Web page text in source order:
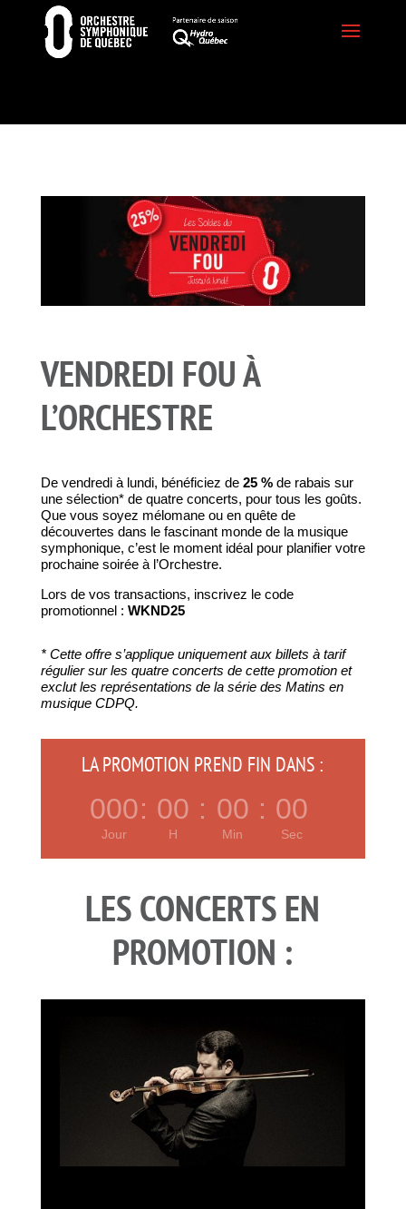
VENDREDI FOU À
L’ORCHESTRE
De vendredi à lundi, bénéficiez de 25 %de rabais sur
une sélection* de quatre concerts, pour tous les goûts.
Que vous soyez mélomane ou en quête de
découvertes dans le fascinant monde de la musique
symphonique, c’est le moment idéal pour planifier votre
prochaine soirée à l’Orchestre.
Lors de vos transactions, inscrivez le code
promotionnel : WKND25
* Cette offre s’applique uniquement aux billets à tarif
régulier sur les quatre concerts de cette promotion et
exclut les représentations de la série des Matins en
musique CDPQ.
LA PROMOTION PREND FIN DANS :
000
Jour
: 00
H
: 00
Min
: 00
Sec
LES CONCERTS EN
PROMOTION :